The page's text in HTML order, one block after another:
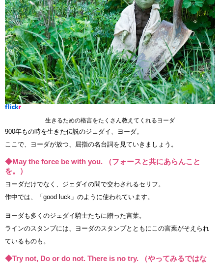
生きるための格言をたくさん教えてくれるヨーダ
900年もの時を生きた伝説のジェダイ、ヨーダ。
ここで、ヨーダが放つ、屈指の名台詞を見ていきましょう。
◆May the force be with you. （フォースと共にあらんこと
を。）
ヨーダだけでなく、ジェダイの間で交わされるセリフ。
作中では、「good luck」のように使われています。
ヨーダも多くのジェダイ騎士たちに贈った言葉。
ラインのスタンプには、ヨーダのスタンプとともにこの言葉がそえられ
ているものも。
◆Try not, Do or do not. There is no try. （やってみるではな